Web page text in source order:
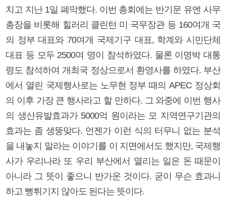
치고 지난 1일 폐막했다. 이번 총회에는 반기문 유엔 사무
총장을 비롯해 힐러리 클린턴 미 국무장관 등 160여개 국
의 정부 대표와 70여개 국제기구 대표, 학계와 시민단체
대표 등 모두 2500여 명이 참석하였다. 물론 이명박 대통
령도 참석하여 개최국 정상으로서 환영사를 하였다. 부산
에서 열린 국제행사로는 노무현 정부 때의 APEC 정상회
의 이후 가장 큰 행사라고 할 만하다. 그 와중에 이번 행사
의 생산유발효과가 5000억 원이라는 모 지역연구기관의
효과는 좀 생뚱맞다. 언젠가 이런 식의 터무니 없는 분석
을 내놓지 말라는 이야기를 이 지면에서도 했지만, 국제행
사가 우리나라 또 우리 부산에서 열리는 일은 돈 때문이
아니라 그 뜻이 좋으니 반가운 것이다. 굳이 무슨 효과니
하고 뻥튀기지 않아도 된다는 뜻이다.